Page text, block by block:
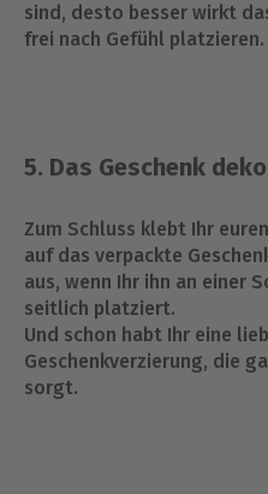
sind, desto besser wirkt
frei nach Gefühl platzieren.
5. Das Geschenk
Zum Schluss klebt Ihr
auf das verpackte
aus, wenn Ihr ihn an einer
seitlich platziert.
Und schon habt Ihr eine
Geschenkverzierung, die
sorgt.